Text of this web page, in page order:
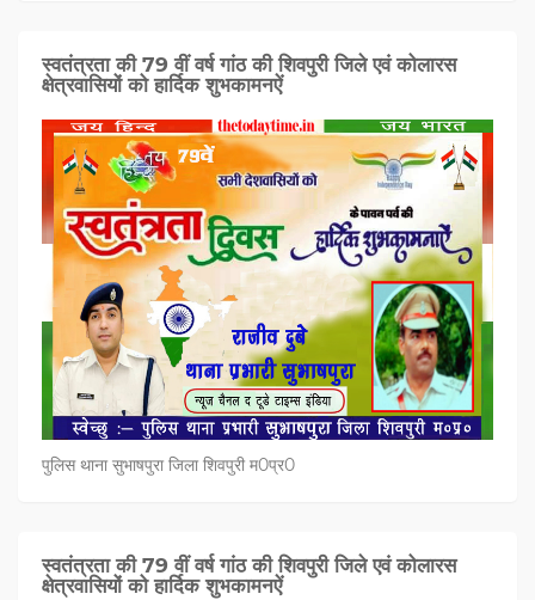
स्वतंत्रता की 79 वीं वर्ष गांठ की शिवपुरी जिले एवं कोलारस
क्षेत्रवासियों को हार्दिक शुभकामनऐं
पुलिस थाना सुभाषपुरा जिला शिवपुरी म0प्र0
स्वतंत्रता की 79 वीं वर्ष गांठ की शिवपुरी जिले एवं कोलारस
क्षेत्रवासियों को हार्दिक शुभकामनऐं